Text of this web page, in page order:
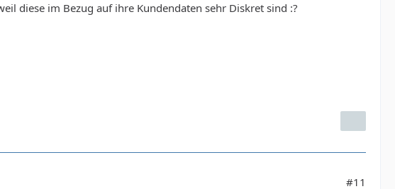
diese im Bezug auf ihre Kundendaten sehr Diskret sind :?
#11